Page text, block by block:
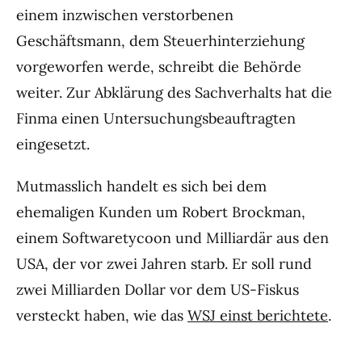
einem inzwischen verstorbenen
Geschäftsmann, dem Steuerhinterziehung
vorgeworfen werde, schreibt die Behörde
weiter. Zur Abklärung des Sachverhalts hat die
Finma einen Untersuchungsbeauftragten
eingesetzt.
Mutmasslich handelt es sich bei dem
ehemaligen Kunden um Robert Brockman,
einem Softwaretycoon und Milliardär aus den
USA, der vor zwei Jahren starb. Er soll rund
zwei Milliarden Dollar vor dem US-Fiskus
versteckt haben, wie das WSJ einst berichtete.